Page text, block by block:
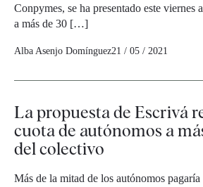
Conpymes, se ha presentado este viernes
a más de 30 […]
Alba Asenjo Domínguez21 / 05 / 2021
La propuesta de Escrivá
cuota de autónomos a
del colectivo
Más de la mitad de los autónomos